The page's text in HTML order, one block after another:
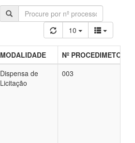
10
MODALIDADE
Nº PROCEDIMETO
Dispensa de
Licitação
003